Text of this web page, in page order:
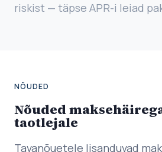
riskist — täpse APR-i leiad
NÕUDED
Nõuded
taotlejale
Tavanõuetele lisanduvad